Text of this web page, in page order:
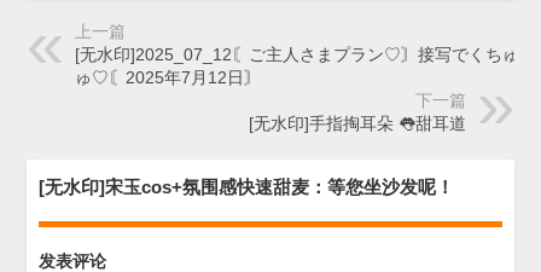
上一篇
[无水印]2025_07_12〘ご主人さまプラン♡〙接写でくちゅく
ゅ♡〘2025年7月12日〙
下一篇
[无水印]手指掏耳朵 👅甜耳道
[无水印]宋玉cos+氛围感快速甜麦：等您坐沙发呢！
发表评论